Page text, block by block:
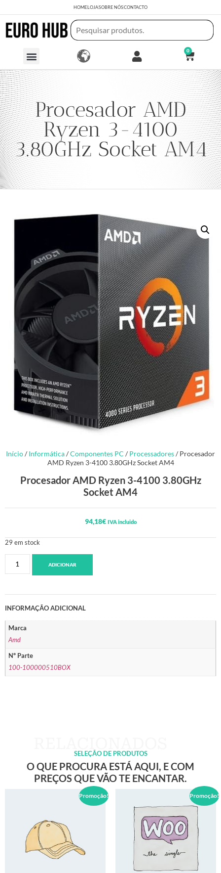
HOMELOJASOBRE NÓSCONTACTO
0
Procesador AMD
Ryzen 3-4100
3.80GHz Socket AM4
Início/ Informática/Componentes PC / Processadores/ Procesador
AMD Ryzen 3-4100 3.80GHz Socket AM4
Procesador AMD Ryzen 3-4100 3.80GHz
Socket AM4
94,18€ IVA incluido
29 em stock
ADICIONAR
INFORMAÇÃO ADICIONAL
Marca
Amd
Nº Parte
100-100000510BOX
SELEÇÃO DE PRODUTOS
O QUE PROCURA ESTÁ AQUI, E COM
PREÇOS QUE VÃO TE ENCANTAR.
Promoção! Promoção!